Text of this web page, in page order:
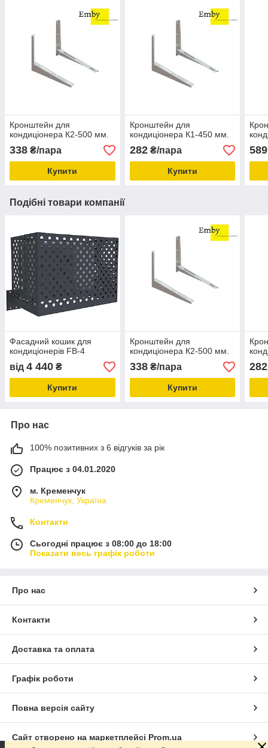
Кронштейн для
кондиціонера К2-500 мм.
338 ₴/пара
Купити
Кронштейн для
кондиціонера К1-450 мм.
282₴/пара
Купити
589
Подібні товари компанії
Фасадний кошик для
кондиціонерів FB-4
від 4 440 ₴
Купити
Кронштейн для
кондиціонера К2-500 мм.
338₴/пара
Купити
282
Про нас
100% позитивних з 6 відгуків за рік
Працює з 04.01.2020
м. Кременчук
Кременчук, Україна
Контакти
Сьогодні працює з 08:00 до 18:00
Показати весь графік роботи
Про нас
Контакти
Доставка та оплата
Графік роботи
Повна версія сайту
Сайт створено на маркетплейсі Prom.ua